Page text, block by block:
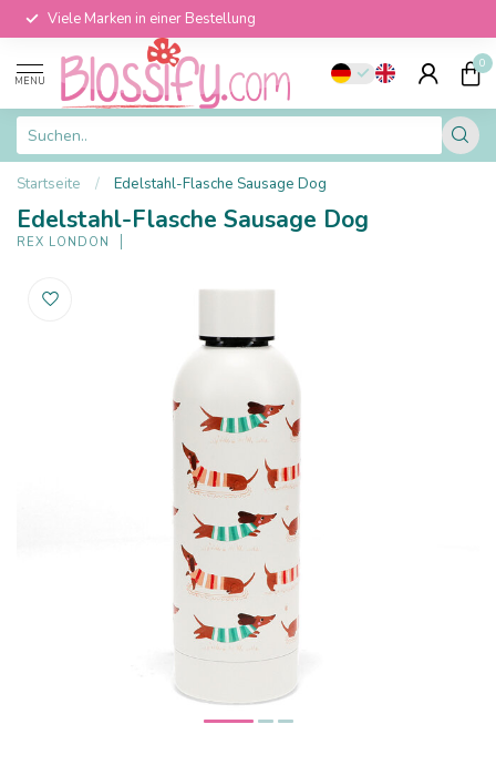
Viele Marken in einer Bestellung
MENU
0
Startseite / Edelstahl-Flasche Sausage Dog
Edelstahl-Flasche Sausage Dog
REX LONDON